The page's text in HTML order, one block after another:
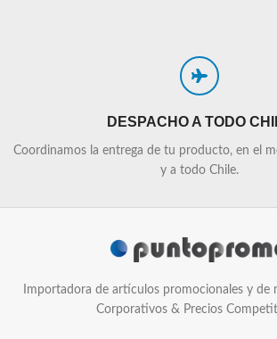
DESPACHO A TODO
Coordinamos la entrega de tu producto, en el
y a todo Chile.
Importadora de artículos promocionales y de
Corporativos & Precios